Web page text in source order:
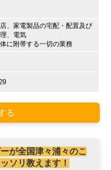
、家電製品の宅配・配置及び
、電気
に附帯する一切の業務
る
が全国津々浦々のこ
ソリ教えます！